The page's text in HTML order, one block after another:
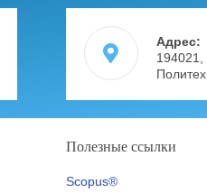
Адрес:
194021,
Полезные ссылки
Scopus®